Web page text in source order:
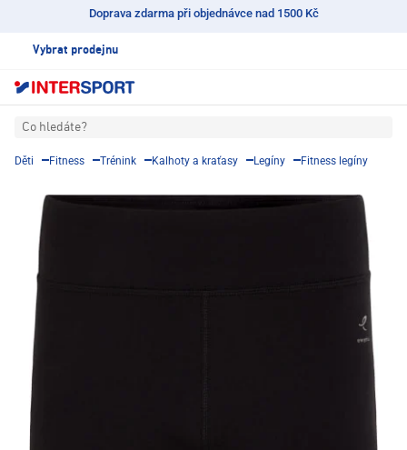
Doprava zdarma při objednávce nad 1500 Kč
Vybrat prodejnu
Co hledáte?
Děti Fitness Trénink Kalhoty a kraťasy Legíny Fitness legíny